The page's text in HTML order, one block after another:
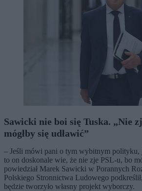
Sawicki nie boi się Tuska. „Nie
mógłby się udławić”
– Jeśli mówi pani o tym wybitnym polityku,
to on doskonale wie, że nie zje PSL-u, bo
powiedział Marek Sawicki w Porannych
Polskiego Stronnictwa Ludowego
będzie tworzyło własny projekt wyborczy.